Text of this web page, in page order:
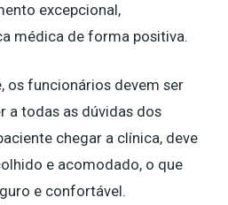
excepcional,
médica de forma positiva.
os funcionários devem ser
a todas as dúvidas dos
chegar a clínica, deve
e acomodado, o que
e confortável.